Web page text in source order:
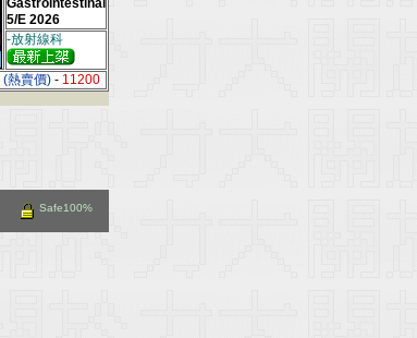
Gastrointestinal
5/E 2026
-放射線科
(熱賣價) - 11200
Safe100%